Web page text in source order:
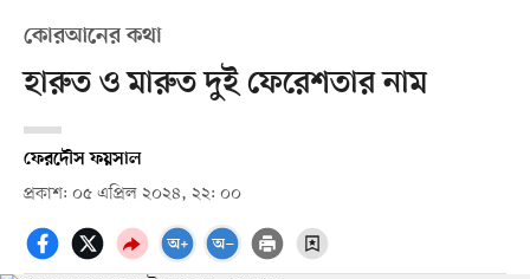
কোরআনের কথা
হারুত ও মারুত দুই ফেরেশতার নাম
ফেরদৌস ফয়সাল
প্রকাশ: ০৫ এপ্রিল ২০২৪, ২২: ০০